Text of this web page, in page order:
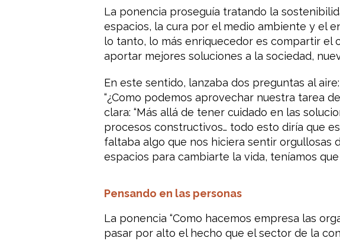
La ponencia proseguía tratando la
espacios, la cura por el medio ambiente y el
lo tanto, lo más enriquecedor es compartir el
aportar mejores soluciones a la sociedad,
En este sentido, lanzaba dos preguntas al
“¿Como podemos aprovechar nuestra tarea
clara: “Más allá de tener cuidado en las
procesos constructivos… todo esto diría que
faltaba algo que nos hiciera sentir orgullosas
espacios para cambiarte la vida, teníamos
Pensando en las personas
La ponencia “Como hacemos empresa las
pasar por alto el hecho que el sector de la